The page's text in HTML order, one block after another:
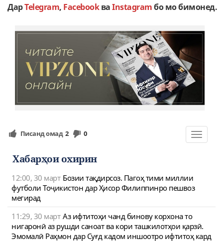
ДарTelegram, FacebookваInstagramбомобимонед.
Toggle
Писанд омад 2 0
Хабарҳои охирин
12:00, 30 март Бозии тақдирсоз. Пагоҳ тими миллии
футболи Тоҷикистон дар Ҳисор Филиппинро пешвоз
мегирад
11:29, 30 март Аз ифтитоҳи чанд бинову корхона то
нигаронӣ аз рушди саноат ва кори ташкилотҳои қарзӣ.
Эмомалӣ Раҳмон дар Суғд кадом иншоотро ифтитоҳ кард